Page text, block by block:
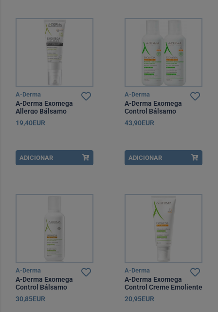
A-Derma
A-Derma Exomega
Allergo Bálsamo
Emoliente 40 ml
19,40EUR
ADICIONAR
A-Derma
A-Derma Exomega
Control Bálsamo
Emoliente 400 ml com
Preço Reduzido
43,90EUR
ADICIONAR
A-Derma
A-Derma Exomega
Control Bálsamo
Emoliente 400 ml
30,85EUR
A-Derma
A-Derma Exomega
Control Creme Emoliente
200 ml
20,95EUR